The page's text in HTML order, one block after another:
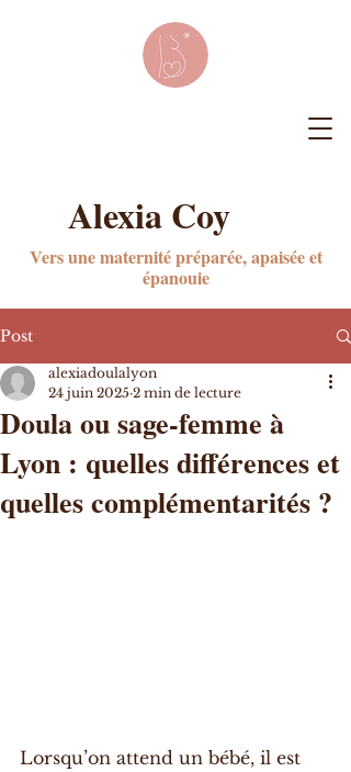
Vers une maternité préparée, apaisée et
épanouie
Alexia Coy
Post
Doula ou sage-femme à
Lyon : quelles différences et
quelles complémentarités ?
alexiadoulalyon
24 juin 2025 2 min de lecture
Lorsqu’on attend un bébé, il est